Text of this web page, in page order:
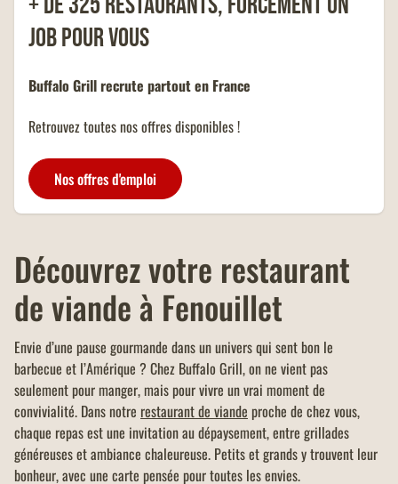
vente à emporter et click &
Un menu KIDS offert dans tous
présentation de votre carte
job pour vous
Buffalo Grill recrute partout en France
Retrouvez toutes nos offres disponibles !
Nos offres d'emploi
Découvrez votre restaurant
de viande à Fenouillet
Envie d’une pause gourmande dans un univers qui sent bon le
barbecue et l’Amérique ? Chez Buffalo Grill, on ne vient pas
seulement pour manger, mais pour vivre un vrai moment de
convivialité. Dans notre restaurant de viande proche de chez vous,
chaque repas est une invitation au dépaysement, entre grillades
généreuses et ambiance chaleureuse. Petits et grands y trouvent leur
bonheur, avec une carte pensée pour toutes les envies.